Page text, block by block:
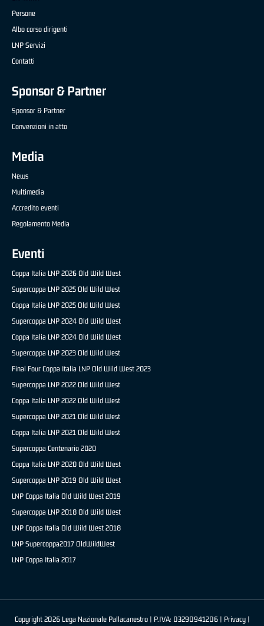
Persone
Albo corso dirigenti
LNP Servizi
Contatti
Sponsor & Partner
Sponsor & Partner
Convenzioni in atto
Media
News
Multimedia
Accredito eventi
Regolamento Media
Eventi
Coppa Italia LNP 2026 Old Wild West
Supercoppa LNP 2025 Old Wild West
Coppa Italia LNP 2025 Old Wild West
Supercoppa LNP 2024 Old Wild West
Coppa Italia LNP 2024 Old Wild West
Supercoppa LNP 2023 Old Wild West
Final Four Coppa Italia LNP Old Wild West 2023
Supercoppa LNP 2022 Old Wild West
Coppa Italia LNP 2022 Old Wild West
Supercoppa LNP 2021 Old Wild West
Coppa Italia LNP 2021 Old Wild West
Supercoppa Centenario 2020
Coppa Italia LNP 2020 Old Wild West
Supercoppa LNP 2019 Old Wild West
LNP Coppa Italia Old Wild West 2019
Supercoppa LNP 2018 Old Wild West
LNP Coppa Italia Old Wild West 2018
LNP Supercoppa2017 OldWildWest
LNP Coppa Italia 2017
Copyright 2026 Lega Nazionale Pallacanestro | P.IVA: 03290941206 | Privacy|